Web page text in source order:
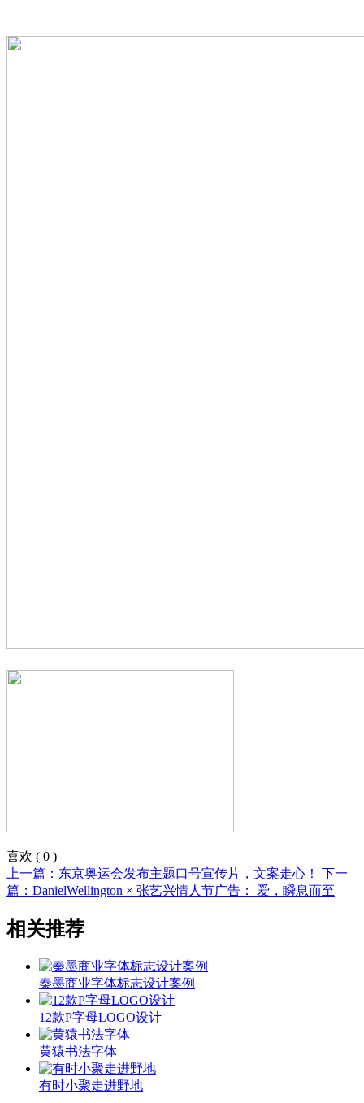
喜欢 ( 0 )
上一篇：东京奥运会发布主题口号宣传片，文案走心！
下一
篇：DanielWellington × 张艺兴情人节广告： 爱，瞬息而至
相关推荐
秦墨商业字体标志设计案例
12款P字母LOGO设计
黄猿书法字体
有时小聚走进野地